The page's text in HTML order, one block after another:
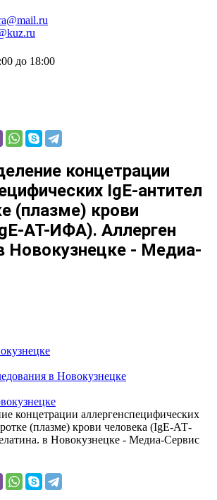
до 18:00
концетрации
IgE-антител
(плазме) крови
АТ-ИФА). Аллерген
Новокузнецке - Медиа-
в Новокузнецке
концетрации аллергенспецифических
(плазме) крови человека (IgE-АТ-
в Новокузнецке - Медиа-Сервис